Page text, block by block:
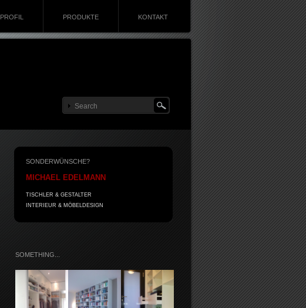
PROFIL PRODUKTE KONTAKT
SONDERWÜNSCHE?
MICHAEL EDELMANN
TISCHLER & GESTALTER
INTERIEUR & MÖBELDESIGN
SOMETHING...